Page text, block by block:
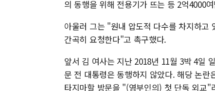
의 동행을 위해 전용기가 뜨는 등 2억4000
아울러 그는 "원내 압도적 다수를 차지하고
간곡히 요청한다"고 촉구했다.
앞서 김 여사는 지난 2018년 11월 3박 4일
문 전 대통령은 동행하지 않았다. 해당 논
타지마할 방문을 "(영부인의) 첫 단독 외교"